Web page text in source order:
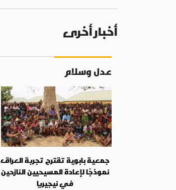
أخبار أخرى
عدل وسلام
جمعية بابوية تقترح تجربة العراق
نموذجًا لإعادة المسيحيين النازحين
في نيجيريا